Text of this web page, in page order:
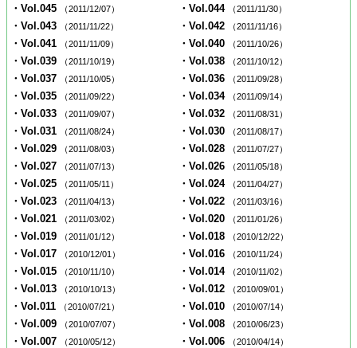
・Vol.045 （2011/12/07） ・Vol.044 （2011/11/30）
・Vol.043 （2011/11/22） ・Vol.042 （2011/11/16）
・Vol.041 （2011/11/09） ・Vol.040 （2011/10/26）
・Vol.039 （2011/10/19） ・Vol.038 （2011/10/12）
・Vol.037 （2011/10/05） ・Vol.036 （2011/09/28）
・Vol.035 （2011/09/22） ・Vol.034 （2011/09/14）
・Vol.033 （2011/09/07） ・Vol.032 （2011/08/31）
・Vol.031 （2011/08/24） ・Vol.030 （2011/08/17）
・Vol.029 （2011/08/03） ・Vol.028 （2011/07/27）
・Vol.027 （2011/07/13） ・Vol.026 （2011/05/18）
・Vol.025 （2011/05/11） ・Vol.024 （2011/04/27）
・Vol.023 （2011/04/13） ・Vol.022 （2011/03/16）
・Vol.021 （2011/03/02） ・Vol.020 （2011/01/26）
・Vol.019 （2011/01/12） ・Vol.018 （2010/12/22）
・Vol.017 （2010/12/01） ・Vol.016 （2010/11/24）
・Vol.015 （2010/11/10） ・Vol.014 （2010/11/02）
・Vol.013 （2010/10/13） ・Vol.012 （2010/09/01）
・Vol.011 （2010/07/21） ・Vol.010 （2010/07/14）
・Vol.009 （2010/07/07） ・Vol.008 （2010/06/23）
・Vol.007 （2010/05/12） ・Vol.006 （2010/04/14）